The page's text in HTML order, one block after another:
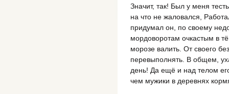
Значит, так! Был у меня
на что не жаловался,
придумал он, по своему
мордоворотам очкастым в
морозе валить. От своего
перевыполнять. В общем,
день! Да ещё и над телом
чем мужики в деревнях